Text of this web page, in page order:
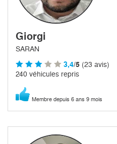
Giorgi
SARAN
3,4/5 (23 avis)
240 véhicules repris
Membre depuis 6 ans 9 mois